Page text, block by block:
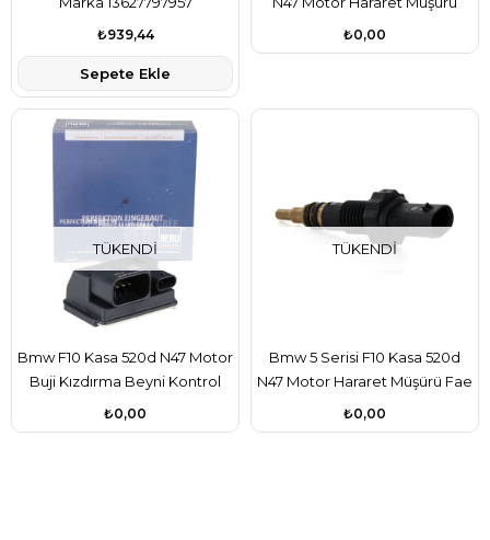
₺939,44
Sepete Ekle
₺0,00
TÜKENDI
Bmw F10 Kasa 520d N47 Motor
Buji Kızdırma Beyni Kontrol
Ünitesi Beru Marka
12218570087
₺0,00
TÜKENDI
Bmw 5 Serisi F10 Kasa 520d
N47 Motor Hararet Müşürü Fae
Marka 13627797957
₺0,00